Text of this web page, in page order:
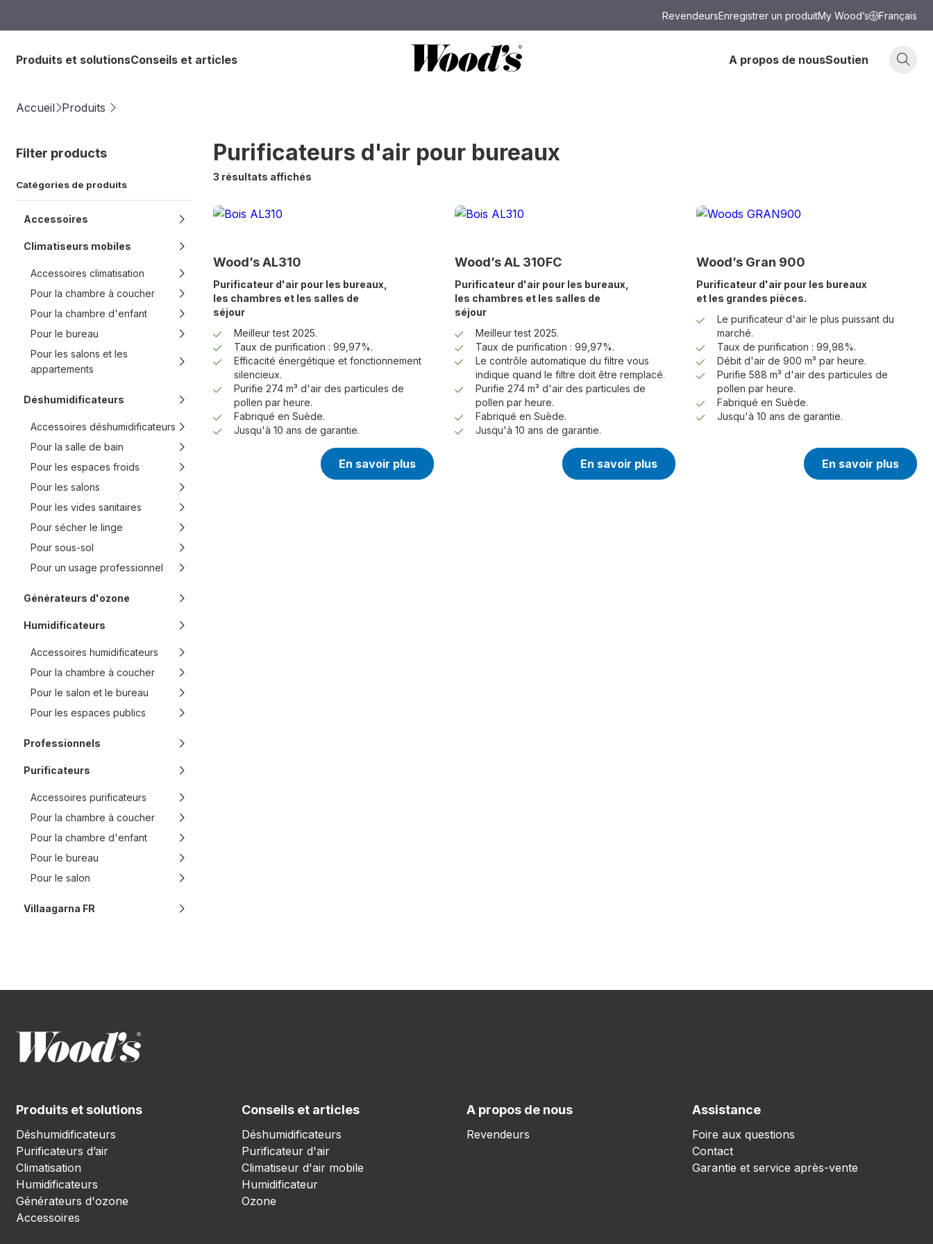
RevendeursEnregistrer un produitMy Wood’s Français
Produits et solutionsConseils et articles A propos de nousSoutien
Accueil Produits
Filter products
Catégories de produits
Accessoires
Climatiseurs mobiles
Accessoires climatisation
Pour la chambre à coucher
Pour la chambre d'enfant
Pour le bureau
Pour les salons et les
appartements
Déshumidificateurs
Accessoires déshumidificateurs
Pour la salle de bain
Pour les espaces froids
Pour les salons
Pour les vides sanitaires
Pour sécher le linge
Pour sous-sol
Pour un usage professionnel
Générateurs d'ozone
Humidificateurs
Accessoires humidificateurs
Pour la chambre à coucher
Pour le salon et le bureau
Pour les espaces publics
Professionnels
Purificateurs
Accessoires purificateurs
Pour la chambre à coucher
Pour la chambre d'enfant
Pour le bureau
Pour le salon
Villaagarna FR
Purificateurs d'air pour bureaux
3 résultats affichés
Wood’s AL310
Purificateur d'air pour les bureaux,
les chambres et les salles de
séjour
Meilleur test 2025.
Taux de purification : 99,97%.
Efficacité énergétique et fonctionnement
silencieux.
Purifie 274 m³ d'air des particules de
pollen par heure.
Fabriqué en Suède.
Jusqu'à 10 ans de garantie.
En savoir plus
Wood’s AL 310FC
Purificateur d'air pour les bureaux,
les chambres et les salles de
séjour
Meilleur test 2025.
Taux de purification : 99,97%.
Le contrôle automatique du filtre vous
indique quand le filtre doit être remplacé.
Purifie 274 m³ d'air des particules de
pollen par heure.
Fabriqué en Suède.
Jusqu'à 10 ans de garantie.
En savoir plus
Wood’s Gran 900
Purificateur d'air pour les bureaux
et les grandes pièces.
Le purificateur d'air le plus puissant du
marché.
Taux de purification : 99,98%.
Débit d'air de 900 m³ par heure.
Purifie 588 m³ d'air des particules de
pollen par heure.
Fabriqué en Suède.
Jusqu'à 10 ans de garantie.
En savoir plus
Produits et solutions
Déshumidificateurs
Purificateurs d’air
Climatisation
Humidificateurs
Générateurs d'ozone
Accessoires
Conseils et articles
Déshumidificateurs
Purificateur d'air
Climatiseur d'air mobile
Humidificateur
Ozone
A propos de nous
Revendeurs
Assistance
Foire aux questions
Contact
Garantie et service après-vente